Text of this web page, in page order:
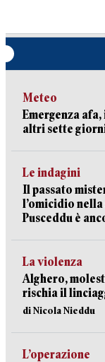
Meteo
Emergenza
altri sette
Le indagini
Il passato
l’omicidio nella
Pusceddu è
La violenza
Alghero,
rischia il
di Nicola Nieddu
L’operazione